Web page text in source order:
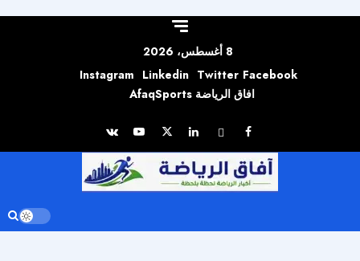
8 أغسطس، 2026
Facebook
Twitter
Linkedin
Instagram
افاق الرياضة AfaqSports